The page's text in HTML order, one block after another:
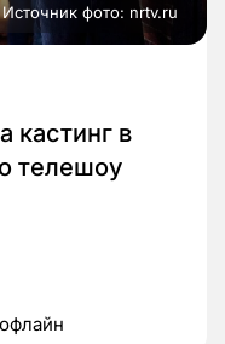
Источник фото: nrtv.ru
кастинг в
телешоу